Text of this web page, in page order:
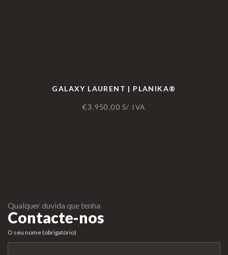
GALAXY LAURENT | PLANIKA®
€3.950,00 S/ IVA
Qualquer duvida que tenha
Contacte-nos
O seu nome (obrigatório)